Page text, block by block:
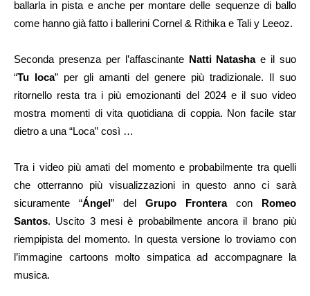
ballarla in pista e anche per montare delle sequenze di ballo
come hanno già fatto i ballerini Cornel & Rithika e Tali y Leeoz.
Seconda presenza per l’affascinante Natti Natashae il suo
“Tu loca” per gli amanti del genere più tradizionale. Il suo
ritornello resta tra i più emozionanti del 2024 e il suo video
mostra momenti di vita quotidiana di coppia. Non facile star
dietro a una “Loca” così …
Tra i video più amati del momento e probabilmente tra quelli
che otterranno più visualizzazioni in questo anno ci sarà
sicuramente “Ángel” del Grupo Fronteracon Romeo
Santos. Uscito 3 mesi è probabilmente ancora il brano più
riempipista del momento. In questa versione lo troviamo con
l’immagine cartoons molto simpatica ad accompagnare la
musica.